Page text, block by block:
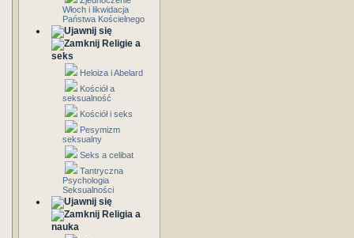
Włoch i likwidacja
Państwa Kościelnego
Religie a
seks
Heloiza i Abelard
Kościół a
seksualność
Kościół i seks
Pesymizm
seksualny
Seks a celibat
Tantryczna
Psychologia
Seksualności
Religia a
nauka